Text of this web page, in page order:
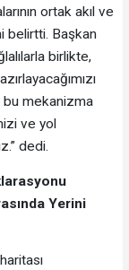
ortak akıl ve
belirtti. Başkan
birlikte,
bu mekanizma
ve yol
dedi.
Yerini